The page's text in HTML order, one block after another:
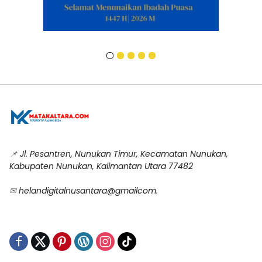
📌 Jl. Pesantren, Nunukan Timur, Kecamatan Nunukan,
Kabupaten Nunukan, Kalimantan Utara 77482
✉ helandigitalnusantara@gmailcom.